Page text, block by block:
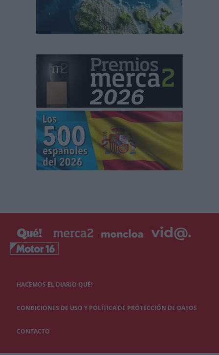
HACEMOS EL DIARIO QUÉ!
CONDICIONES DE USO Y POLÍTICA DE PROTECCIÓN DE DATOS
CONTACTO